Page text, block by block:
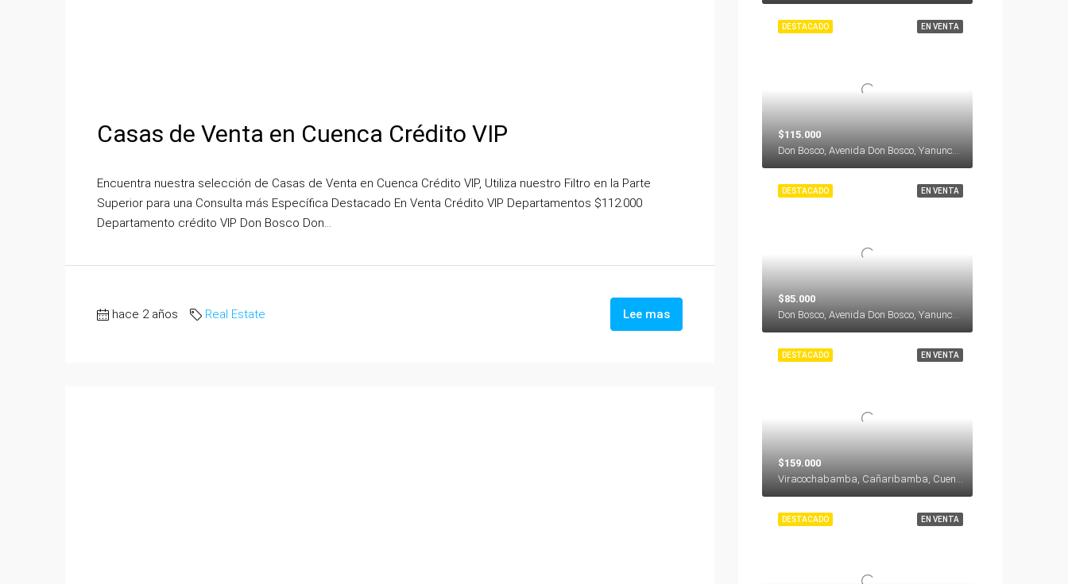
Casas de Venta en Cuenca Crédito VIP
Encuentra nuestra selección de Casas de Venta en Cuenca Crédito VIP, Utiliza nuestro Filtro en la Parte
Superior para una Consulta más Específica Destacado En Venta Crédito VIP Departamentos $112.000
Departamento crédito VIP Don Bosco Don...
hace 2 años Real Estate Lee mas
EN VENTA
DESTACADO
$115.000
Don Bosco, Avenida Don Bosco, Yanuncay, Cuenca, Azuay, 000000, Ecuador
EN VENTA
DESTACADO
$85.000
EN VENTA
DESTACADO
$159.000
EN VENTA
DESTACADO